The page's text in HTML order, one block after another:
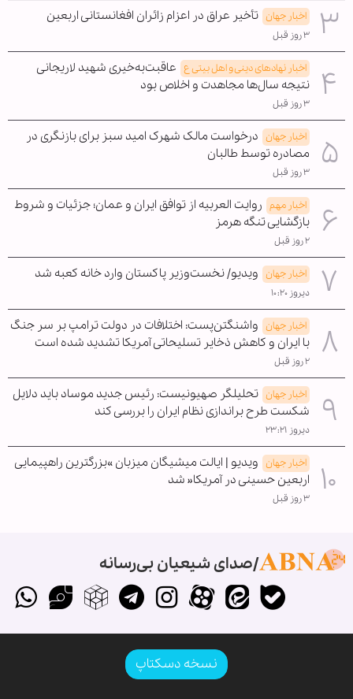
اخبار جهان تأخیر عراق در اعزام زائران افغانستانی اربعین
۳ روز قبل
اخبار نهادهای دینی و اهل بیتی ع عاقبت‌به‌خیری شهید لاریجانی
نتیجه سال‌ها مجاهدت و اخلاص بود
۳ روز قبل
اخبار جهان درخواست مالک شهرک امید سبز برای بازنگری در
مصادره توسط طالبان
۳ روز قبل
اخبار مهم روایت العربیه از توافق ایران و عمان؛ جزئیات و شروط
بازگشایی تنگه هرمز
۲ روز قبل
اخبار جهان ویدیو/ نخست‌وزیر پاکستان وارد خانه کعبه شد
دیروز ۱۰:۲۰
اخبار جهان واشنگتن‌پست: اختلافات در دولت ترامپ بر سر جنگ
با ایران و کاهش ذخایر تسلیحاتی آمریکا تشدید شده است
۲ روز قبل
اخبار جهان تحلیلگر صهیونیست: رئیس جدید موساد باید دلایل
شکست طرح براندازی نظام ایران را بررسی کند
دیروز ۲۳:۲۱
اخبار جهان ویدیو | ایالت میشیگان میزبان »بزرگترین راهپیمایی
اربعین حسینی در آمریکا« شد
۳ روز قبل
صدای شیعیان بی‌رسانه
نسخه دسکتاپ